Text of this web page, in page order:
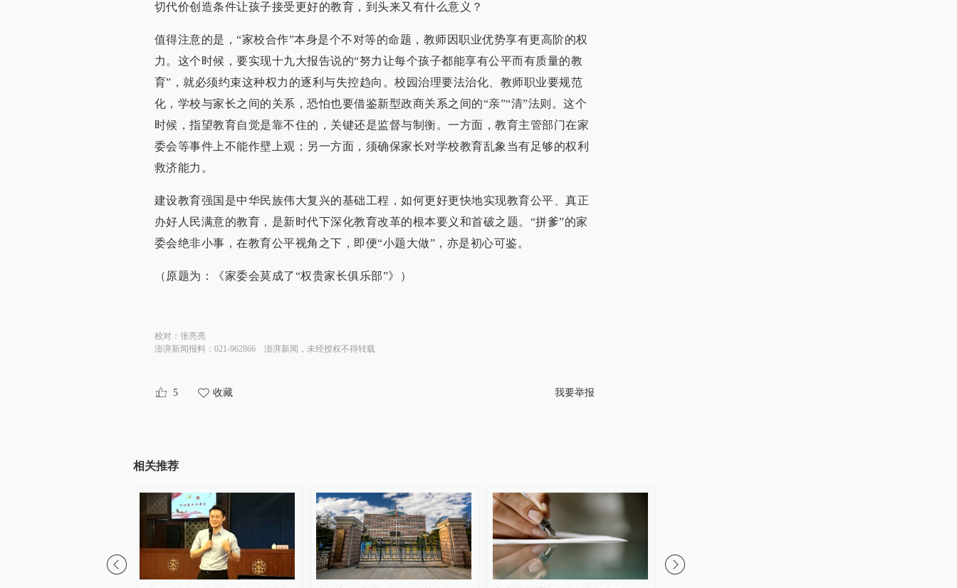
切代价创造条件让孩子接受更好的教育，到头来又有什么意义？
值得注意的是，“家校合作”本身是个不对等的命题，教师因职业优势享有更高阶的权
力。这个时候，要实现十九大报告说的“努力让每个孩子都能享有公平而有质量的教
育”，就必须约束这种权力的逐利与失控趋向。校园治理要法治化、教师职业要规范
化，学校与家长之间的关系，恐怕也要借鉴新型政商关系之间的“亲”“清”法则。这个
时候，指望教育自觉是靠不住的，关键还是监督与制衡。一方面，教育主管部门在家
委会等事件上不能作壁上观；另一方面，须确保家长对学校教育乱象当有足够的权利
救济能力。
建设教育强国是中华民族伟大复兴的基础工程，如何更好更快地实现教育公平、真正
办好人民满意的教育，是新时代下深化教育改革的根本要义和首破之题。“拼爹”的家
委会绝非小事，在教育公平视角之下，即便“小题大做”，亦是初心可鉴。
（原题为：《家委会莫成了“权贵家长俱乐部”》）
校对： 张亮亮
澎湃新闻报料：021-962866
澎湃新闻，未经授权不得转载
5 收藏 我要举报
相关推荐